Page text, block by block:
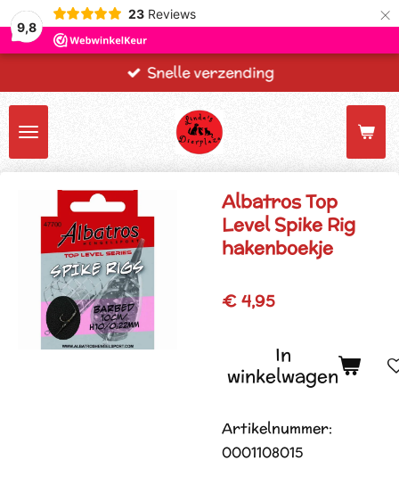
9,8
23 Reviews ×
Snelle verzending
Albatros Top
Level Spike Rig
hakenboekje
€ 4,95
In
winkelwagen
Artikelnummer:
0001108015